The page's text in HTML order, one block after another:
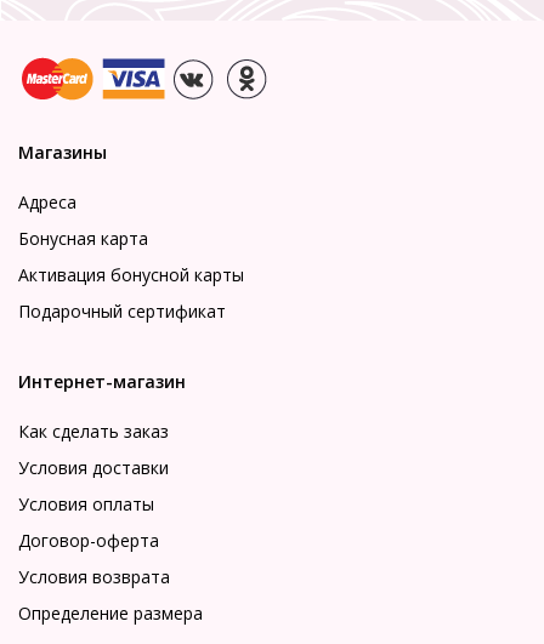
Магазины
Адреса
Бонусная карта
Активация бонусной карты
Подарочный сертификат
Интернет-магазин
Как сделать заказ
Условия доставки
Условия оплаты
Договор-оферта
Условия возврата
Определение размера